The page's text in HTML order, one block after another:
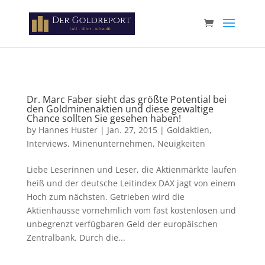
Dr. Marc Faber sieht das größte Potential bei
den Goldminenaktien und diese gewaltige
Chance sollten Sie gesehen haben!
by Hannes Huster| Jan. 27, 2015| Goldaktien,
Interviews, Minenunternehmen, Neuigkeiten
Liebe Leserinnen und Leser, die Aktienmärkte laufen
heiß und der deutsche Leitindex DAX jagt von einem
Hoch zum nächsten. Getrieben wird die
Aktienhausse vornehmlich vom fast kostenlosen und
unbegrenzt verfügbaren Geld der europäischen
Zentralbank. Durch die...